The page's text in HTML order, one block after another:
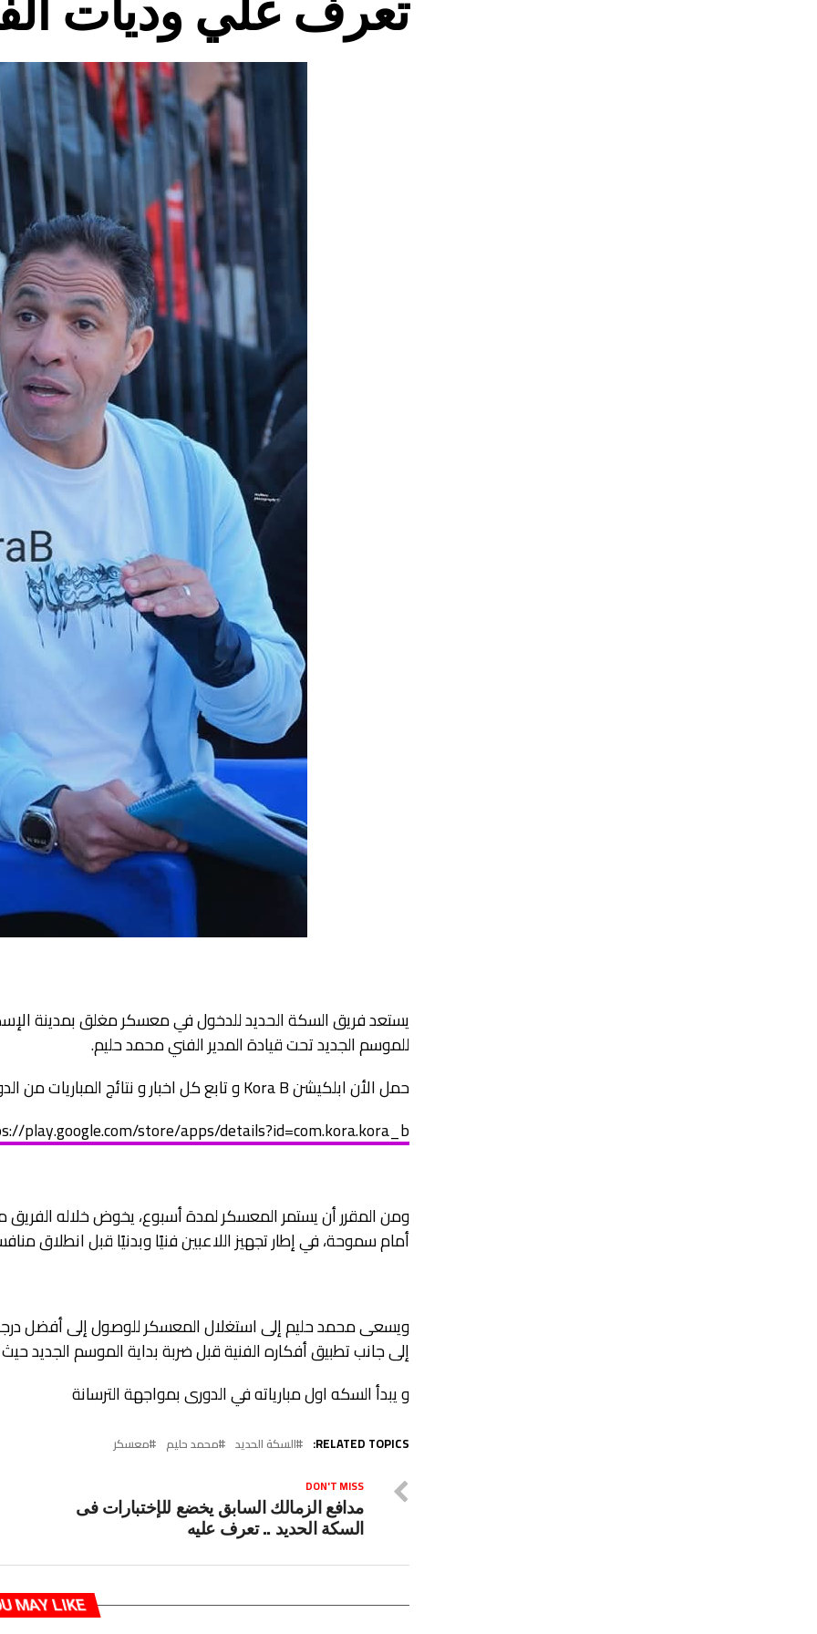
يستعد فريق السكة الحديد للدخول في معسكر مغلق بمدينة
للموسم الجديد تحت قيادة المدير الفني محمد حليم.
حمل الأن ابلكيشن Kora B و تابع كل اخبار و نتائج المباريات من الدورى المحترفين حتي القسم الرابع لينك التحميل
play.google.com/store/apps/details?id=com.kora.kora_b
ومن المقرر أن يستمر المعسكر لمدة أسبوع، يخوض خلاله الفريق
أمام سموحة، في إطار تجهيز اللاعبين فنيًا وبدنيًا قبل انطلاق
ويسعى محمد حليم إلى استغلال المعسكر للوصول إلى أفضل
إلى جانب تطبيق أفكاره الفنية قبل ضربة بداية الموسم الجديد
و يبدأ السكه اول مبارياته في الدورى بمواجهة الترسانة
RELATED TOPICS: السكة الحديد محمد حليم معسكر
DON'T MISS
مدافع الزمالك السابق يخضع للإختبارات فى
السكة الحديد .. تعرف عليه
MAY LIKE